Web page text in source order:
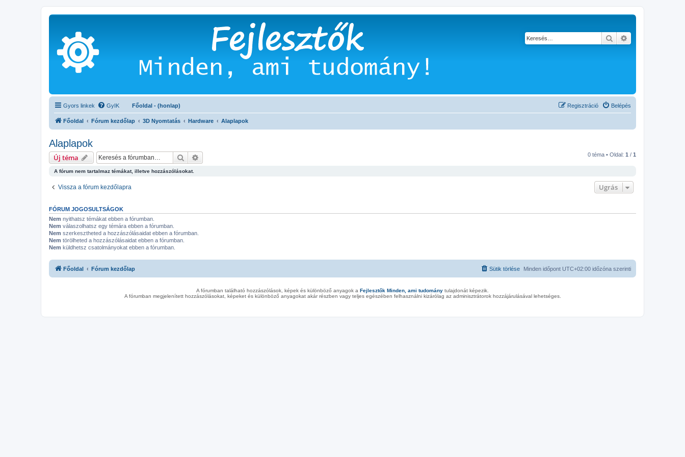
Keresés
Gyors linkek GyIK Főoldal - (honlap) Belépés
Regisztráció
Főoldal Fórum kezdőlap 3D Nyomtatás Hardware Alaplapok
Alaplapok
Új téma Keresés 0 téma • Oldal: 1 / 1
A fórum nem tartalmaz témákat, illetve hozzászólásokat.
Vissza a fórum kezdőlapra Ugrás
FÓRUM JOGOSULTSÁGOK
Nem nyithatsz témákat ebben a fórumban.
Nem válaszolhatsz egy témára ebben a fórumban.
Nem szerkesztheted a hozzászólásaidat ebben a fórumban.
Nem törölheted a hozzászólásaidat ebben a fórumban.
Nem küldhetsz csatolmányokat ebben a fórumban.
Főoldal Fórum kezdőlap Minden időpont UTC+02:00 időzóna szerinti
Sütik törlése
A fórumban található hozzászólások, képek és különböző anyagok a Fejlesztők Minden, ami tudomány tulajdonát képezik.
A fórumban megjelenített hozzászólásokat, képeket és különböző anyagokat akár részben vagy teljes egészében felhasználni kizárólag az adminisztrátorok hozzájárulásával lehetséges.